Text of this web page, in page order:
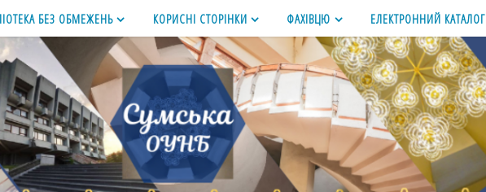
БЕЗ ОБМЕЖЕНЬ КОРИСНІ СТОРІНКИ ФАХІВЦЮ ЕЛЕКТРОННИЙ КАТАЛОГ